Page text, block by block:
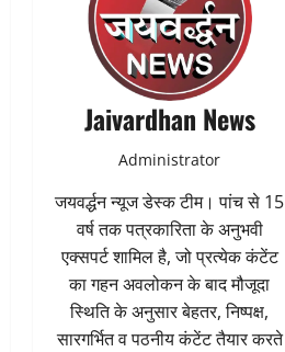
Jaivardhan News
Administrator
जयवर्द्धन न्यूज डेस्क टीम। पांच से 15
वर्ष तक पत्रकारिता के अनुभवी
एक्सपर्ट शामिल है, जो प्रत्येक कंटेंट
का गहन अवलोकन के बाद मौजूदा
स्थिति के अनुसार बेहतर, निष्पक्ष,
सारगर्भित व पठनीय कंटेंट तैयार करते